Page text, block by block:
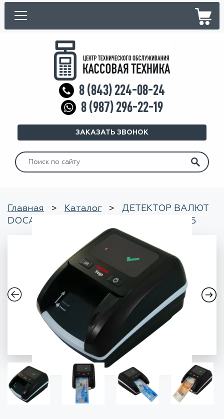
8 (843) 224-08-24
8 (987) 296-22-19
ЗАКАЗАТЬ ЗВОНОК
Искать:
Главная > Каталог >
ДЕТЕКТОР ВАЛЮТ
DOCASH VEGA (С АНТИСТОКС) БЕЗ АКБ